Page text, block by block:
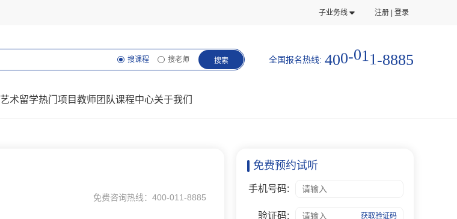
子业务线 注册 | 登录
搜课程 搜老师 搜索 全国报名热线: 400-011-8885
艺术留学热门项目教师团队课程中心关于我们
免费咨询热线：400-011-8885
免费预约试听
手机号码:
验证码: 获取验证码